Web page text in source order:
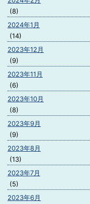
(8)
2024年1月
(14)
2023年12月
(9)
2023年11月
(6)
2023年10月
(8)
2023年9月
(9)
2023年8月
(13)
2023年7月
(5)
2023年6月